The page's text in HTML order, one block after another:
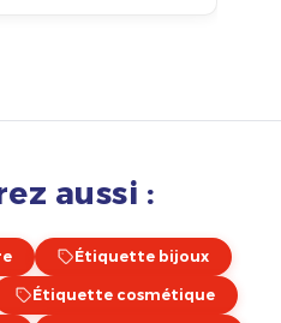
aussi :
Étiquette bijoux
Étiquette cosmétique